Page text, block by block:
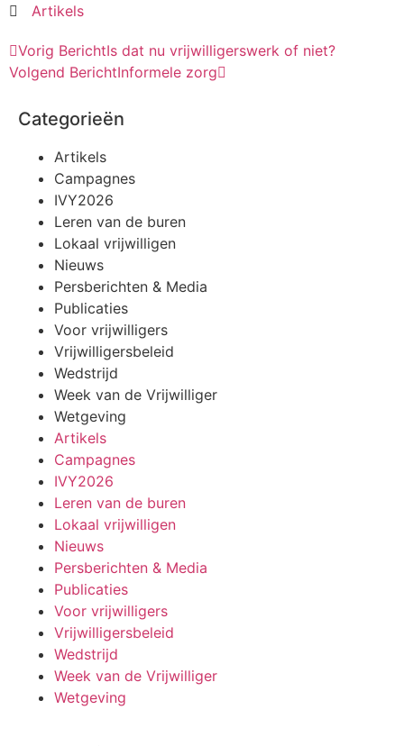
Artikels
Vorig BerichtIs dat nu vrijwilligerswerk of niet?
Volgend BerichtInformele zorg
Categorieën
Artikels
Campagnes
IVY2026
Leren van de buren
Lokaal vrijwilligen
Nieuws
Persberichten & Media
Publicaties
Voor vrijwilligers
Vrijwilligersbeleid
Wedstrijd
Week van de Vrijwilliger
Wetgeving
Artikels
Campagnes
IVY2026
Leren van de buren
Lokaal vrijwilligen
Nieuws
Persberichten & Media
Publicaties
Voor vrijwilligers
Vrijwilligersbeleid
Wedstrijd
Week van de Vrijwilliger
Wetgeving